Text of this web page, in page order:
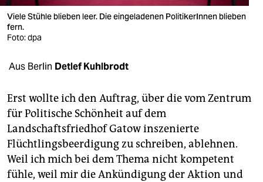
verlag
veranstaltungen
unterstützen
abo
genossenschaft
epaper login
Viele Stühle blieben leer. Die eingeladenen PolitikerInnen blieben
fern.
Foto: dpa
Aus Berlin Detlef Kuhlbrodt
Erst wollte ich den Auftrag, über die vom Zentrum
für Politische Schönheit auf dem
Landschaftsfriedhof Gatow inszenierte
Flüchtlingsbeerdigung zu schreiben, ablehnen.
Weil ich mich bei dem Thema nicht kompetent
fühle, weil mir die Ankündigung der Aktion und